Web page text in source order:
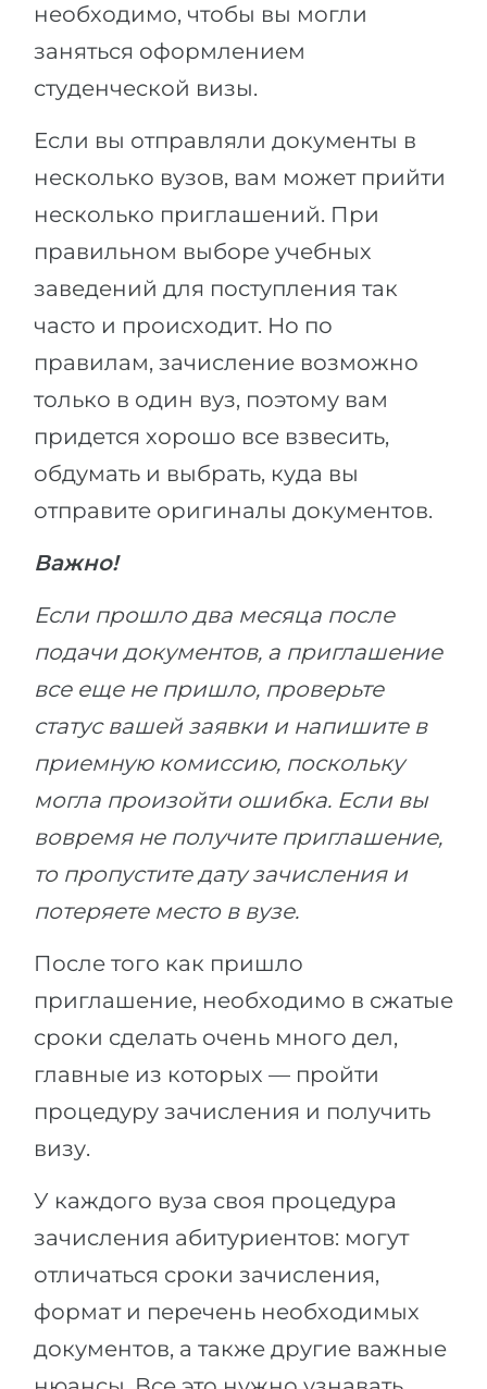
необходимо, чтобы вы могли
заняться оформлением
студенческой визы.
Если вы отправляли документы в
несколько вузов, вам может прийти
несколько приглашений. При
правильном выборе учебных
заведений для поступления так
часто и происходит. Но по
правилам, зачисление возможно
только в один вуз, поэтому вам
придется хорошо все взвесить,
обдумать и выбрать, куда вы
отправите оригиналы документов.
Важно!
Если прошло два месяца после
подачи документов, а приглашение
все еще не пришло, проверьте
статус вашей заявки и напишите в
приемную комиссию, поскольку
могла произойти ошибка. Если вы
вовремя не получите приглашение,
то пропустите дату зачисления и
потеряете место в вузе.
После того как пришло
приглашение, необходимо в сжатые
сроки сделать очень много дел,
главные из которых — пройти
процедуру зачисления и получить
визу.
У каждого вуза своя процедура
зачисления абитуриентов: могут
отличаться сроки зачисления,
формат и перечень необходимых
документов, а также другие важные